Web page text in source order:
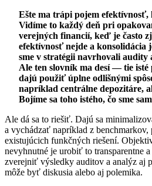
Ešte ma trápi pojem
Vidíme to každý deň pri
verejných financií, keď je často
efektívnosť nejde a konsolidácia
sme v stratégii navrhovali audity
Ale ten slovník ma desí — tie isté
dajú použiť úplne odlišnými
napríklad centrálne depozitáre,
Bojíme sa toho istého, čo sme
Ale dá sa to riešiť. Dajú sa
a vychádzať napríklad z benchmarkov,
existujúcich funkčných riešení.
nevyhnutné je urobiť to transparentne
zverejniť výsledky auditov a analýz aj
môže byť diskusia alebo aj polemika.